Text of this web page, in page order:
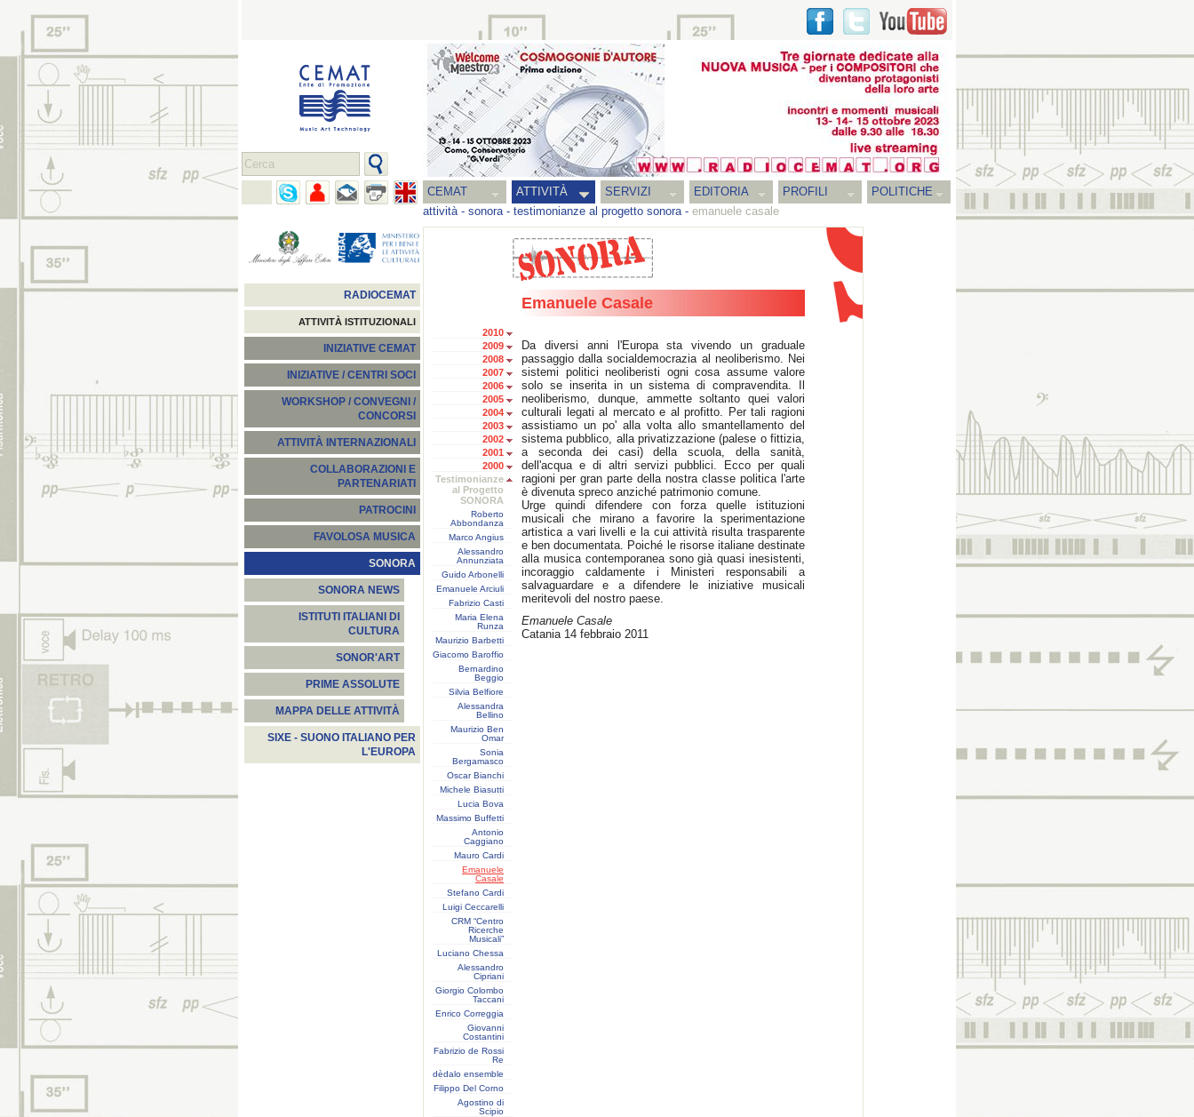
CEMAT ATTIVITÀ SERVIZI EDITORIA PROFILI
POLITICHE
attività- sonora- testimonianze al progetto sonora- emanuele casale
RADIOCEMAT
ATTIVITÀ ISTITUZIONALI
INIZIATIVE CEMAT
INIZIATIVE / CENTRI SOCI
WORKSHOP / CONVEGNI /
CONCORSI
ATTIVITÀ INTERNAZIONALI
COLLABORAZIONI E
PARTENARIATI
PATROCINI
FAVOLOSA MUSICA
SONORA
SONORA NEWS
ISTITUTI ITALIANI DI
CULTURA
SONOR'ART
PRIME ASSOLUTE
MAPPA DELLE ATTIVITÀ
SIXE - SUONO ITALIANO PER
L'EUROPA
2010
2009
2008
2007
2006
2005
2004
2003
2002
2001
2000
Testimonianze
al Progetto
SONORA
Roberto
Abbondanza
Marco Angius
Alessandro
Annunziata
Guido Arbonelli
Emanuele Arciuli
Fabrizio Casti
Maria Elena
Runza
Maurizio Barbetti
Giacomo Baroffio
Bernardino
Beggio
Silvia Belfiore
Alessandra
Bellino
Maurizio Ben
Omar
Sonia
Bergamasco
Oscar Bianchi
Michele Biasutti
Lucia Bova
Massimo Buffetti
Antonio
Caggiano
Mauro Cardi
Emanuele
Casale
Stefano Cardi
Luigi Ceccarelli
CRM “Centro
Ricerche
Musicali”
Luciano Chessa
Alessandro
Cipriani
Giorgio Colombo
Taccani
Enrico Correggia
Giovanni
Costantini
Fabrizio de Rossi
Re
dèdalo ensemble
Filippo Del Corno
Agostino di
Scipio
Emanuele Casale
Da diversi anni l'Europa sta vivendo un graduale
passaggio dalla socialdemocrazia al neoliberismo. Nei
sistemi politici neoliberisti ogni cosa assume valore
solo se inserita in un sistema di compravendita. Il
neoliberismo, dunque, ammette soltanto quei valori
culturali legati al mercato e al profitto. Per tali ragioni
assistiamo un po' alla volta allo smantellamento del
sistema pubblico, alla privatizzazione (palese o fittizia,
a seconda dei casi) della scuola, della sanità,
dell'acqua e di altri servizi pubblici. Ecco per quali
ragioni per gran parte della nostra classe politica l'arte
è divenuta spreco anziché patrimonio comune.
Urge quindi difendere con forza quelle istituzioni
musicali che mirano a favorire la sperimentazione
artistica a vari livelli e la cui attività risulta trasparente
e ben documentata. Poiché le risorse italiane destinate
alla musica contemporanea sono già quasi inesistenti,
incoraggio caldamente i Ministeri responsabili a
salvaguardare e a difendere le iniziative musicali
meritevoli del nostro paese.
Emanuele Casale
Catania 14 febbraio 2011